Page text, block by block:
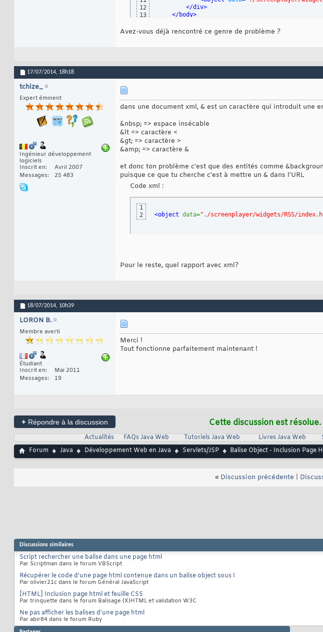
12
13
</div>
</body>
Avez-vous déjà rencontré ce genre de problème ?
17/07/2014, 18h18
tchize_
Expert éminent
Ingénieur développement
logiciels
Inscrit en
Avril 2007
Messages
25 483
dans une document xml, & est un caractère qui introduit une
&nbsp; => espace insécable
&lt => caractère <
&gt; => caractère >
&amp; => caractère &
et donc ton problème c'est que des entités comme
puisque ce que tu cherche c'est à mettre un & dans l'URL
Code xml :
1
2
<object data="./screenplayer/widgets/RSS/
Pour le reste, quel rapport avec xml?
18/07/2014, 10h39
LORON B.
Membre averti
Étudiant
Inscrit en
Mai 2011
Messages
19
Merci !
Tout fonctionne parfaitement maintenant !
+ Répondre à la discussion Cette discussion est résolue.
Actualités FAQs Java Web Tutoriels Java Web Livres Java Web
Forum
Java Développement Web en Java Servlets/JSP Balise Object - Inclusion Page
« Discussion précédente
Discussions similaires
Script rechercher une balise dans une page html
Par Scriptman dans le forum VBScript
Récupérer le code d'une page html contenue dans un balise object sous I
Par olivier21c dans le forum Général JavaScript
[HTML] Inclusion page html et feuille CSS
Par trinquette dans le forum Balisage (X)HTML et validation W3C
Ne pas afficher les balises d'une page html
Par abir84 dans le forum Ruby